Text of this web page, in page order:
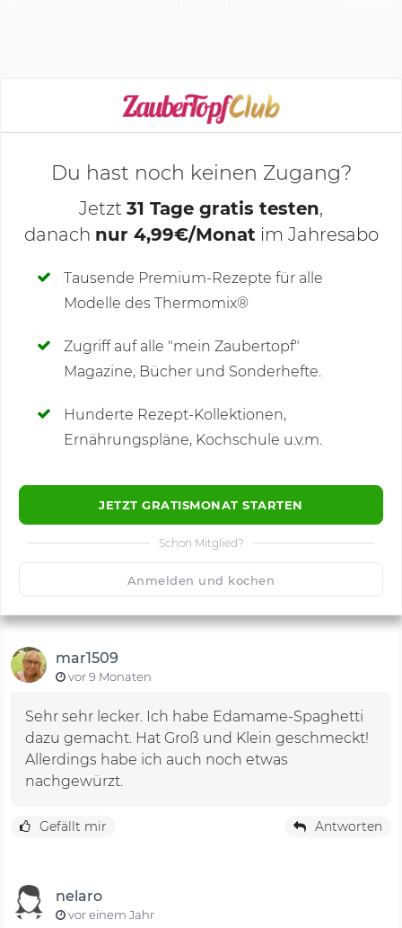
KOCHMODUS STARTEN
Deine Notizen
Du hast noch keinen Zugang?
Jetzt 31 Tage gratis testen,
danach nur 4,99€/Monat im Jahresabo
Tausende Premium-Rezepte für alle
Modelle des Thermomix®
Zugriff auf alle "mein Zaubertopf"
Magazine, Bücher und Sonderhefte.
Hunderte Rezept-Kollektionen,
Ernährungspläne, Kochschule u.v.m.
JETZT GRATISMONAT STARTEN
Schon Mitglied?
Anmelden und kochen
Kommentare(7)
🙂 1500 Speichern
mar1509
vor 9 Monaten
Sehr sehr lecker. Ich habe Edamame-Spaghetti
dazu gemacht. Hat Groß und Klein geschmeckt!
Allerdings habe ich auch noch etwas
nachgewürzt.
Gefällt mir Antworten
nelaro
vor einem Jahr